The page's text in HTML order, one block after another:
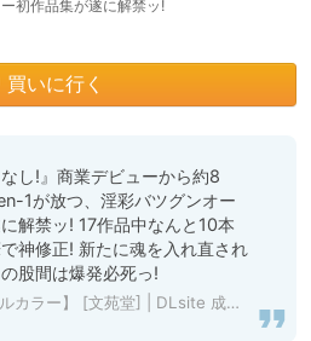
初作品集が遂に解禁ッ!
買いに行く
し!』商業デビューから約8
1が放つ、淫彩バツグンオー
解禁ッ! 17作品中なんと10本
神修正! 新たに魂を入れ直され
股間は爆発必死っ!
】 [文苑堂] | DLsite 成年コミック - R18